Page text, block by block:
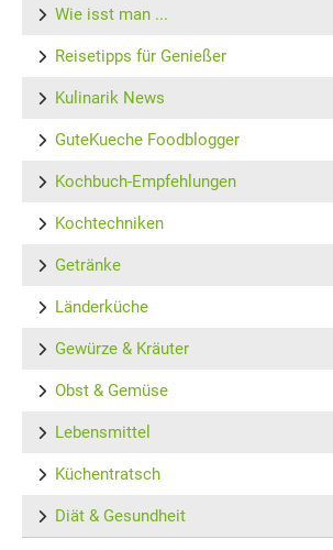
Wie isst man ...
Reisetipps für Genießer
Kulinarik News
GuteKueche Foodblogger
Kochbuch-Empfehlungen
Kochtechniken
Getränke
Länderküche
Gewürze & Kräuter
Obst & Gemüse
Lebensmittel
Küchentratsch
Diät & Gesundheit